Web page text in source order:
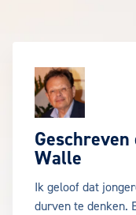
Walle
Ik geloof dat
durven te denken.